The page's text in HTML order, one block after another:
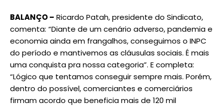
BALANÇO – Ricardo Patah, presidente do Sindicato,
comenta: “Diante de um cenário adverso, pandemia e
economia ainda em frangalhos, conseguimos o INPC
do período e mantivemos as cláusulas sociais. É mais
uma conquista pra nossa categoria”. E completa:
“Lógico que tentamos conseguir sempre mais. Porém,
dentro do possível, comerciantes e comerciários
firmam acordo que beneficia mais de 120 mil